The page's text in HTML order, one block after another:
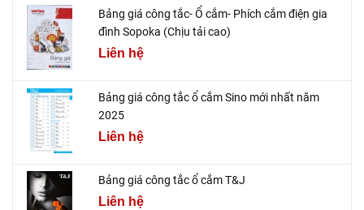
Bảng giá công tắc- Ổ cắm- Phích cắm điện gia
đình Sopoka (Chịu tải cao)
Liên hệ
Bảng giá công tắc ổ cắm Sino mới nhất năm
2025
Liên hệ
Bảng giá công tắc ổ cắm T&J
Liên hệ